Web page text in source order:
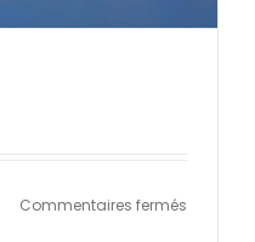
Commentaires fermés